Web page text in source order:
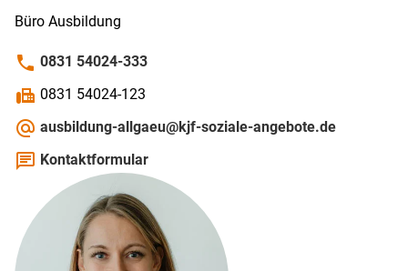
Büro Ausbildung
phone 0831 54024-333
fax 0831 54024-123
alternate_email ausbildung-allgaeu@kjf-soziale-angebote.de
chat Kontaktformular